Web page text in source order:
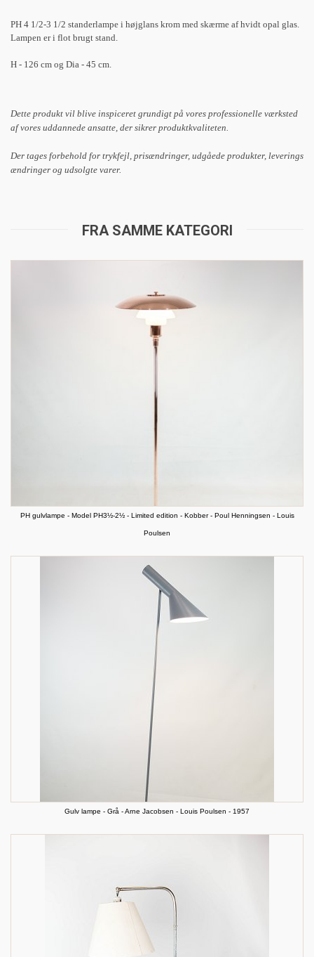
PH 4 1/2-3 1/2 standerlampe i højglans krom med skærme af hvidt opal glas.
Lampen er i flot brugt stand.
H - 126 cm og Dia - 45 cm.
Dette produkt vil blive inspiceret grundigt på vores professionelle værksted
af vores uddannede ansatte, der sikrer produktkvaliteten.
Der tages forbehold for trykfejl, prisændringer, udgåede produkter, leverings
ændringer og udsolgte varer.
FRA SAMME KATEGORI
PH gulvlampe - Model PH3½-2½ - Limited edition - Kobber - Poul Henningsen - Louis
Poulsen
Gulv lampe - Grå - Arne Jacobsen - Louis Poulsen - 1957